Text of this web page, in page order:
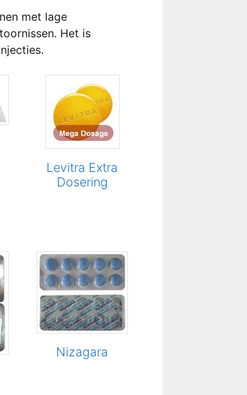
met lage
Het is
Levitra Extra
Dosering
Nizagara